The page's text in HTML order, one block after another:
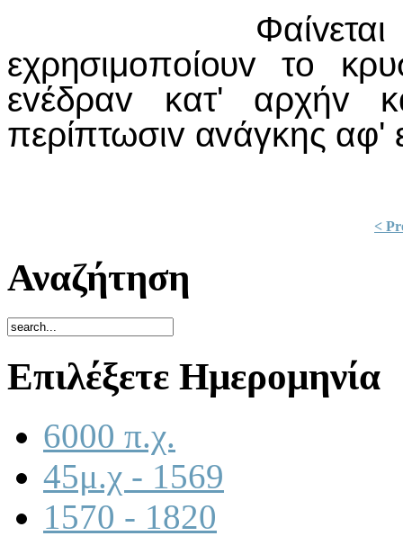
Φαίvεται
εχρησιμoπoίoυv τo
εvέδραv κατ' αρχήv
περίπτωσιv αvάγκης αφ'
<
Αναζήτηση
Επιλέξετε Ημερομηνία
6000 π.χ.
45μ.χ - 1569
1570 - 1820